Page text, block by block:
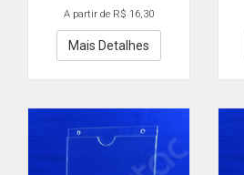
A partir de R$ 16,30
Mais Detalhes